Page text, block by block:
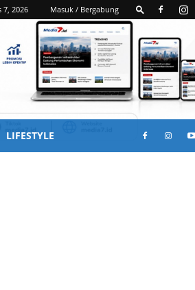
7, 2026 Masuk / Bergabung
LIFESTYLE